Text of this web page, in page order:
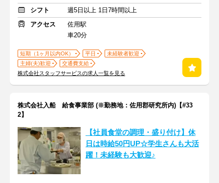
シフト
週5日以上 1日7時間以上
アクセス
佐用駅
車20分
短期（1ヶ月以内OK） 平日
未経験者歓迎
主婦(夫)歓迎
交通費支給
株式会社スタッフサービスの求人一覧を見る
株式会社入船 給食事業部 (※勤務地：佐用郡研究所内)【#33
2】
【社員食堂の調理・盛り付け】休
日は時給50円UP☆学生さんも大活
躍！未経験も大歓迎♪